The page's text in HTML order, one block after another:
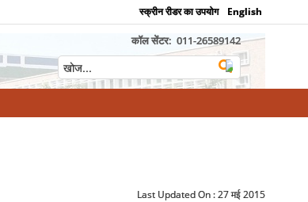
स्क्रीन रीडर का उपयोग English
कॉल सेंटर: 011-26589142
Last Updated On :27 मई 2015